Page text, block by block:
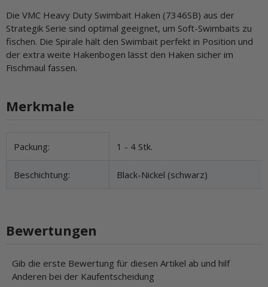
Die VMC Heavy Duty Swimbait Haken (7346SB) aus der
Strategik Serie sind optimal geeignet, um Soft-Swimbaits zu
fischen. Die Spirale hält den Swimbait perfekt in Position und
der extra weite Hakenbogen lässt den Haken sicher im
Fischmaul fassen.
Merkmale
Produkteigenschaft
Wert
Packung: 1 - 4 Stk.
Beschichtung: Black-Nickel (schwarz)
Bewertungen
Gib die erste Bewertung für diesen Artikel ab und hilf
Anderen bei der Kaufentscheidung